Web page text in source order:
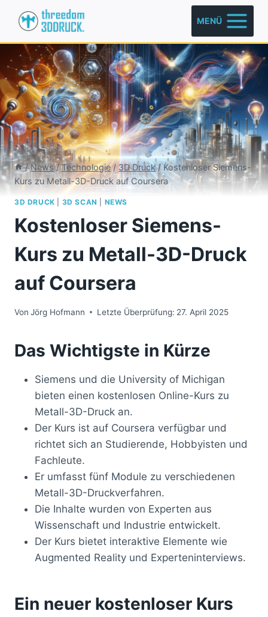
Inhalt
springen
MENÜ
/ News / Technologie / 3D Druck / Kostenloser Siemens-
Kurs zu Metall-3D-Druck auf Coursera
3D DRUCK 3D SCAN NEWS
Kostenloser Siemens-
Kurs zu Metall-3D-Druck
auf Coursera
Von Jörg Hofmann Letzte Überprüfung: 27. April 2025
Das Wichtigste in Kürze
Siemens und die University of Michigan
bieten einen kostenlosen Online-Kurs zu
Metall-3D-Druck an.
Der Kurs ist auf Coursera verfügbar und
richtet sich an Studierende, Hobbyisten und
Fachleute.
Er umfasst fünf Module zu verschiedenen
Metall-3D-Druckverfahren.
Die Inhalte wurden von Experten aus
Wissenschaft und Industrie entwickelt.
Der Kurs bietet interaktive Elemente wie
Augmented Reality und Experteninterviews.
Ein neuer kostenloser Kurs